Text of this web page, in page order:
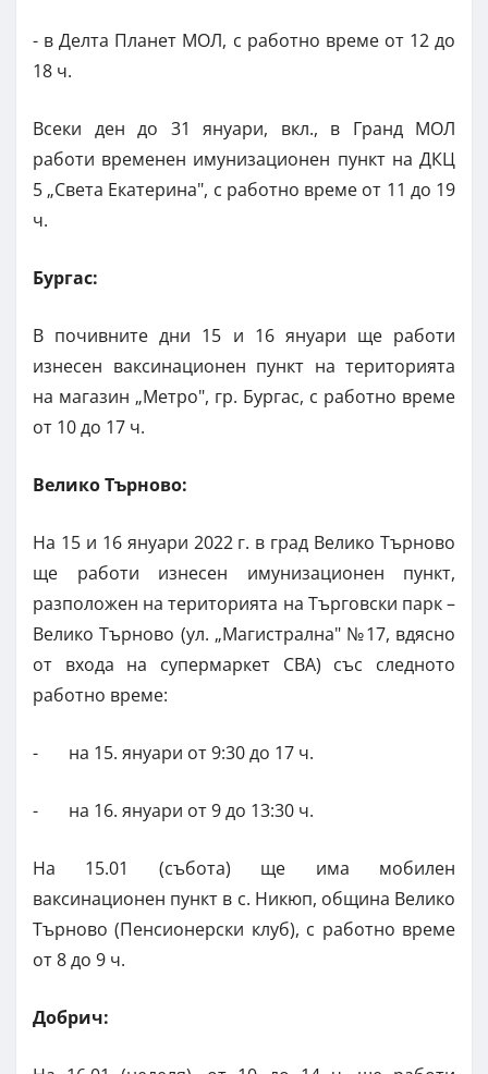
- в Делта Планет МОЛ, с работно време от 12 до
18 ч.
Всеки ден до 31 януари, вкл., в Гранд МОЛ
работи временен имунизационен пункт на ДКЦ
5 „Света Екатерина", с работно време от 11 до 19
ч.
Бургас:
В почивните дни 15 и 16 януари ще работи
изнесен ваксинационен пункт на територията
на магазин „Метро", гр. Бургас, с работно време
от 10 до 17 ч.
Велико Търново:
На 15 и 16 януари 2022 г. в град Велико Търново
ще работи изнесен имунизационен пункт,
разположен на територията на Търговски парк –
Велико Търново (ул. „Магистрална" №17, вдясно
от входа на супермаркет СВА) със следното
работно време:
- на 15. януари от 9:30 до 17 ч.
- на 16. януари от 9 до 13:30 ч.
На 15.01 (събота) ще има мобилен
ваксинационен пункт в с. Никюп, община Велико
Търново (Пенсионерски клуб), с работно време
от 8 до 9 ч.
Добрич: